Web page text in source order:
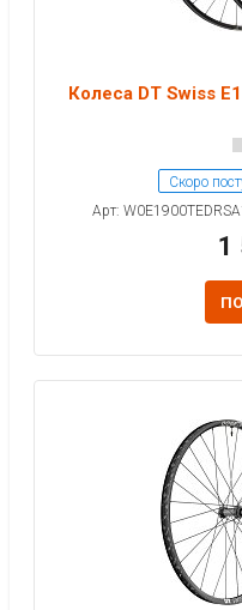
Колеса DT Swiss
Скоро
Арт:
1